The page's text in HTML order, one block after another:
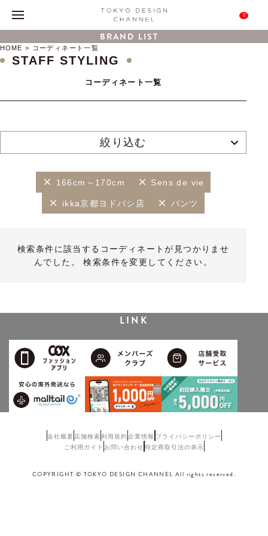
0
BRAND LIST
HOME コーディネート一覧
STAFF STYLING
コーディネート一覧
絞り込む
166cm～170cm Sens de vie
ikka京都ヨドバシ店 パンツ
検索条件に該当するコーディネートが見つかりませ
んでした。 検索条件を変更してください。
LINK
会社概要 店舗検索利用規約企業情報 プライバシーポリシー
ご利用ガイド お問い合わせ 特定商取引法の表示
COPYRIGHT © TOKYO DESIGN CHANNEL All rights reserved.